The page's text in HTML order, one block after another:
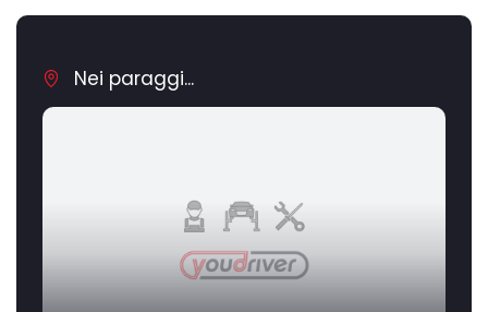
Nei paraggi...